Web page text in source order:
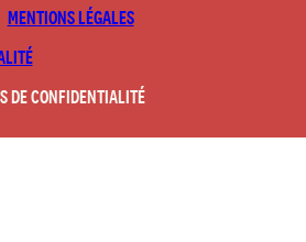
MENTIONS LÉGALES
DE CONFIDENTIALITÉ